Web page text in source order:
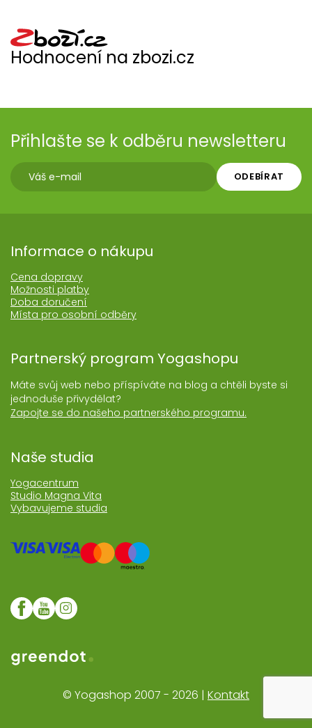
Hodnocení na zbozi.cz
Přihlašte se k odběru newsletteru
ODEBÍRAT
Informace o nákupu
Cena dopravy
Možnosti platby
Doba doručení
Místa pro osobní odběry
Partnerský program Yogashopu
Máte svůj web nebo příspíváte na blog a chtěli byste si
jednoduše přivydělat?
Zapojte se do našeho partnerského programu.
Naše studia
Yogacentrum
Studio Magna Vita
Vybavujeme studia
Web realozoval Greendot
© Yogashop 2007 - 2026 | Kontakt